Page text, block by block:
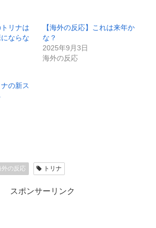
トリナは
ならな
【海外の反応】これは来年か
な？
2025年9月3日
海外の反応
の新ス
外の反応 トリナ
スポンサーリンク